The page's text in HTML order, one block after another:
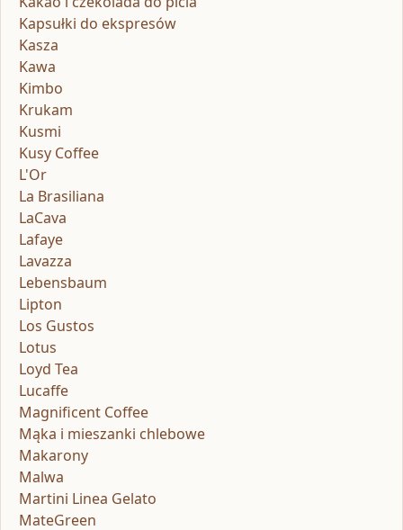
Kapsułki do ekspresów
Kasza
Kawa
Kimbo
Krukam
Kusmi
Kusy Coffee
L'Or
La Brasiliana
LaCava
Lafaye
Lavazza
Lebensbaum
Lipton
Los Gustos
Lotus
Loyd Tea
Lucaffe
Magnificent Coffee
Mąka i mieszanki chlebowe
Makarony
Malwa
Martini Linea Gelato
MateGreen